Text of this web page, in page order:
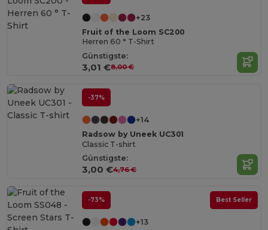
+23
Fruit of the Loom SC200
Herren 60 ° T-Shirt
Günstigste:
3,01 €8,00 €
-37%
+14
Radsow by Uneek UC301
Classic T-shirt
Günstigste:
3,00 €4,76 €
-73% Best Seller
+13